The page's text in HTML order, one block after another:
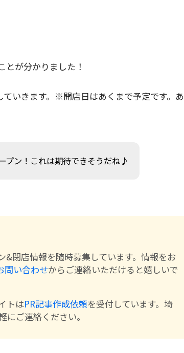
とが分かりました！
いきます。※開店日はあくまで予定です。あ
プン！これは期待できそうだね♪
&閉店情報を随時募集しています。情報をお
問い合わせからご連絡いただけると嬉しいで
トはPR記事作成依頼を受付しています。埼
ご連絡ください。